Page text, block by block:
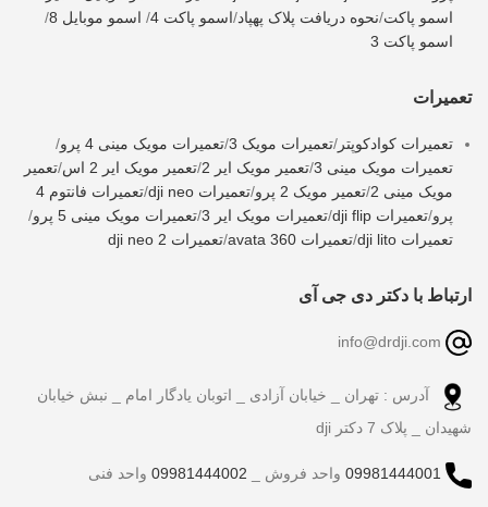
اسمو پاکت/نحوه دریافت پلاک پهپاد/اسمو پاکت 4 / اسمو موبایل 8
/
اسمو پاکت 3
تعمیرات
تعمیرات کوادکوپتر /تعمیرات مویک 3 /تعمیرات مویک مینی 4 پرو
/
تعمیرات مویک مینی 3
/تعمیر مویک ایر 2 /تعمیر مویک ایر 2 اس /تعمیر
مویک مینی 2
/تعمیر مویک 2 پرو /تعمیرات dji neo /
تعمیرات فانتوم 4
پرو/تعمیرات dji flip /تعمیرات مویک ایر 3 /تعمیرات مویک مینی 5 پرو
/
تعمیرات dji lito
/تعمیرات avata 360 /تعمیرات dji neo 2
ارتباط با دکتر دی جی آی
آدرس : تهران _ خیابان آزادی _ اتوبان یادگار امام _ نبش خیابان
شهیدان _ پلاک 7 دکتر dji
09981444001 واحد فروش _ 09981444002 واحد فنی